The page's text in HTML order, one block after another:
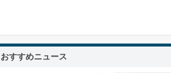
おすすめニュース